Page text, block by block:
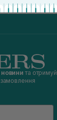
та отримуй